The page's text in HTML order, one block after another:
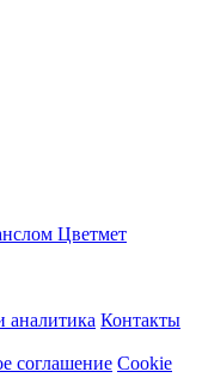
Цветмет
аналитика Контакты
соглашение Cookie